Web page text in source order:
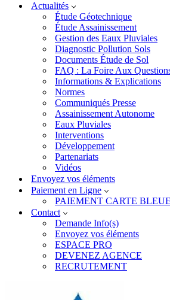
Actualités
Étude Géotechnique
Étude Assainissement
Gestion des Eaux Pluviales
Diagnostic Pollution Sols
Documents Étude de Sol
FAQ : La Foire Aux
Informations & Explications
Normes
Communiqués Presse
Assainissement Autonome
Eaux Pluviales
Interventions
Développement
Partenariats
Vidéos
Envoyez vos éléments
Paiement en Ligne
PAIEMENT CARTE BLEUE
Contact
Demande Info(s)
Envoyez vos éléments
ESPACE PRO
DEVENEZ AGENCE
RECRUTEMENT